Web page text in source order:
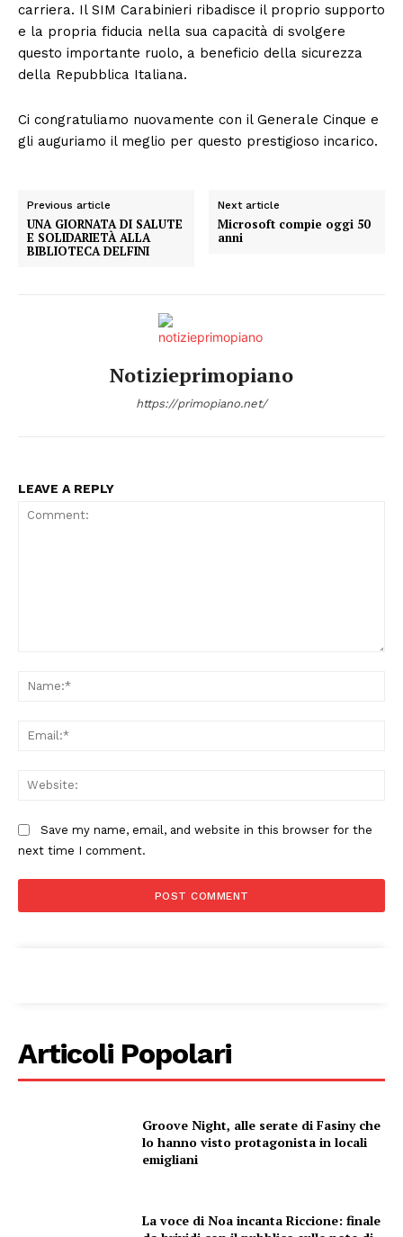
carriera. Il SIM Carabinieri ribadisce il proprio supporto
e la propria fiducia nella sua capacità di svolgere
questo importante ruolo, a beneficio della sicurezza
della Repubblica Italiana.
Ci congratuliamo nuovamente con il Generale Cinque e
gli auguriamo il meglio per questo prestigioso incarico.
Previous article
UNA GIORNATA DI SALUTE
E SOLIDARIETÀ ALLA
BIBLIOTECA DELFINI
Next article
Microsoft compie oggi 50
anni
Notizieprimopiano
https://primopiano.net/
LEAVE A REPLY
Save my name, email, and website in this browser for the
next time I comment.
Articoli Popolari
Groove Night, alle serate di Fasiny che
lo hanno visto protagonista in locali
emigliani
La voce di Noa incanta Riccione: finale